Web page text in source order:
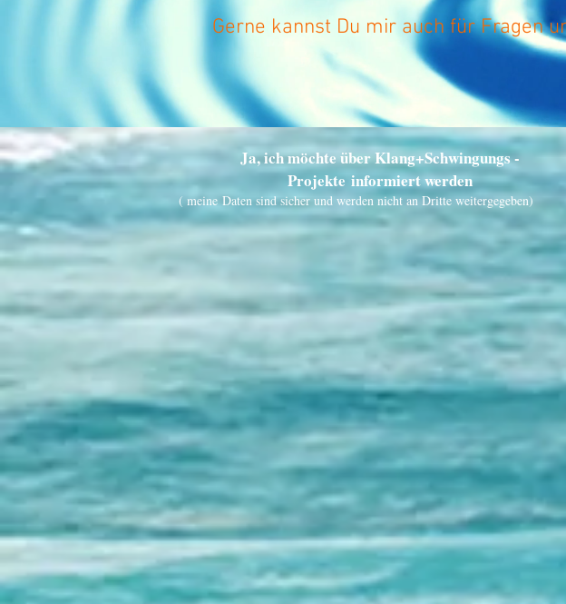
Gerne kannst Du mir auch für Fragen
Ja, ich möchte über Klang+Schwingungs -
Projekte informiert werden
( meine Daten sind sicher und werden nicht an Dritte weitergegeben)